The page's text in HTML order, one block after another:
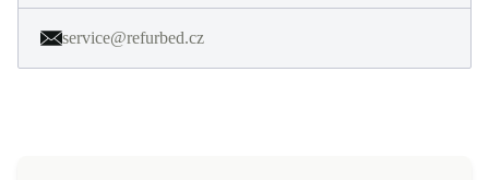
service@refurbed.cz